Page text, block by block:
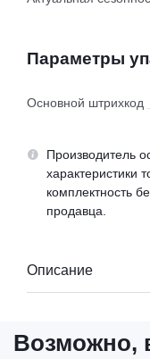
Параметры
Основной штрихкод
Производитель
характеристики
комплектность
продавца.
Описание
Возможно,